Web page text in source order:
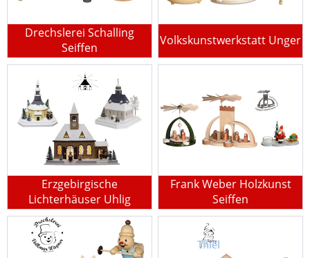
Drechslerei Schalling
Seiffen
Volkskunstwerkstatt Unger
Erzgebirgische
Lichterhäuser Uhlig
Frank Weber Holzkunst
Seiffen